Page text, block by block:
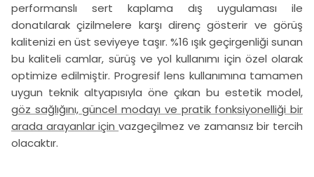
performanslı sert kaplama dış uygulaması ile
donatılarak çizilmelere karşı direnç gösterir ve görüş
kalitenizi en üst seviyeye taşır. %16 ışık geçirgenliği sunan
bu kaliteli camlar, sürüş ve yol kullanımı için özel olarak
optimize edilmiştir. Progresif lens kullanımına tamamen
uygun teknik altyapısıyla öne çıkan bu estetik model,
göz sağlığını, güncel modayı ve pratik fonksiyonelliği bir
arada arayanlar içinvazgeçilmez ve zamansız bir tercih
olacaktır.